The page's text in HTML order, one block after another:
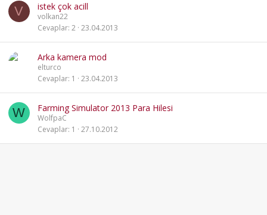
V istek çok acill
volkan22
Cevaplar 2 23.04.2013
Arka kamera mod
elturco
Cevaplar 1 23.04.2013
W Farming Simulator 2013 Para Hilesi
WolfpaC
Cevaplar 1 27.10.2012